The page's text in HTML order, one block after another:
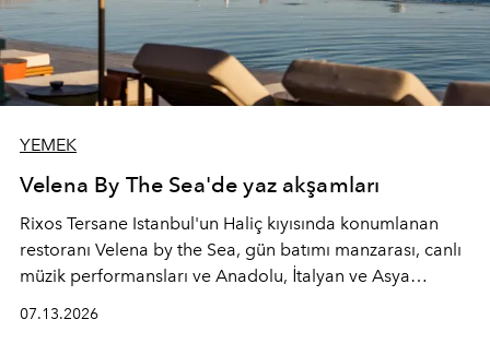
YEMEK
Velena By The Sea'de yaz akşamları
Rixos Tersane Istanbul'un Haliç kıyısında konumlanan
restoranı Velena by the Sea, gün batımı manzarası, canlı
müzik performansları ve Anadolu, İtalyan ve Asya
07.13.2026